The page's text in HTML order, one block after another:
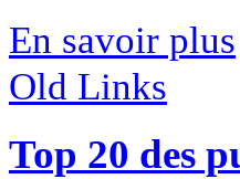
En savoir plus
Old Links
Top 20 des